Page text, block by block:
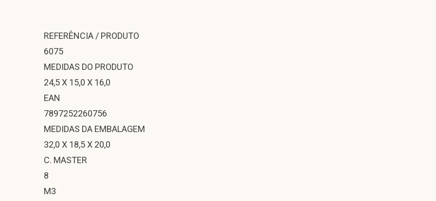
REFERÊNCIA / PRODUTO
6075
MEDIDAS DO PRODUTO
24,5 X 15,0 X 16,0
EAN
7897252260756
MEDIDAS DA EMBALAGEM
32,0 X 18,5 X 20,0
C. MASTER
8
M3